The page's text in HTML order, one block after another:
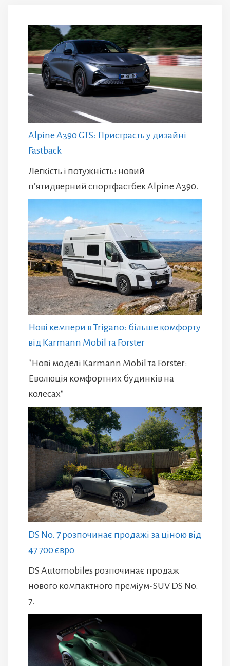
Alpine A390 GTS: Пристрасть у дизайні
Fastback
Легкість і потужність: новий
п’ятидверний спортфастбек Alpine A390.
Нові кемпери в Trigano: більше комфорту
від Karmann Mobil та Forster
"Нові моделі Karmann Mobil та Forster:
Еволюція комфортних будинків на
колесах"
DS No. 7 розпочинає продажі за ціною від
47 700 євро
DS Automobiles розпочинає продаж
нового компактного преміум-SUV DS No.
7.